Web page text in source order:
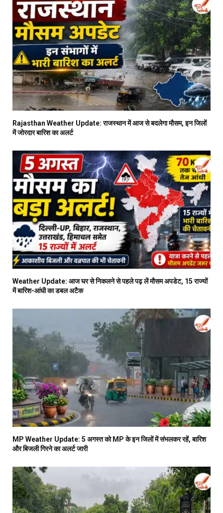
Rajasthan Weather Update: राजस्थान में आज से बदलेगा मौसम, इन जिलों
में जोरदार बारिश का अलर्ट
Weather Update: आज घर से निकलने से पहले पढ़ लें मौसम अपडेट, 15 राज्यों
में बारिश-आंधी का डबल अटैक
MP Weather Update: 5 अगस्त को MP के इन जिलों में संभलकर रहें, बारिश
और बिजली गिरने का अलर्ट जारी